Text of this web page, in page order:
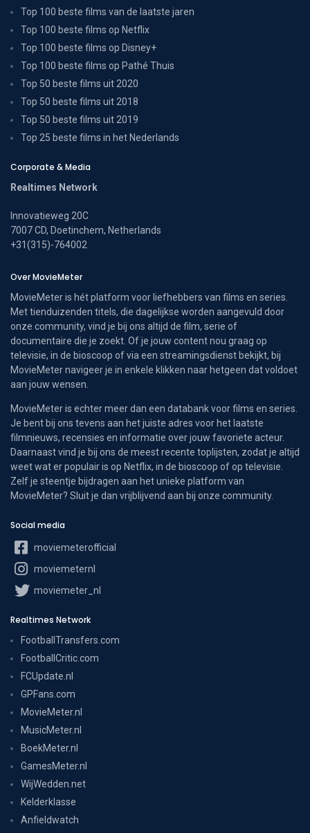
Top 100 beste films van de laatste jaren
Top 100 beste films op Netflix
Top 100 beste films op Disney+
Top 100 beste films op Pathé Thuis
Top 50 beste films uit 2020
Top 50 beste films uit 2018
Top 50 beste films uit 2019
Top 25 beste films in het Nederlands
Corporate & Media
Realtimes Network
Innovatieweg 20C
7007 CD, Doetinchem, Netherlands
+31(315)-764002
Over MovieMeter
MovieMeter is hét platform voor liefhebbers van films en series.
Met tienduizenden titels, die dagelijkse worden aangevuld door
onze community, vind je bij ons altijd de film, serie of
documentaire die je zoekt. Of je jouw content nou graag op
televisie, in de bioscoop of via een streamingsdienst bekijkt, bij
MovieMeter navigeer je in enkele klikken naar hetgeen dat voldoet
aan jouw wensen.
MovieMeter is echter meer dan een databank voor films en series.
Je bent bij ons tevens aan het juiste adres voor het laatste
filmnieuws, recensies en informatie over jouw favoriete acteur.
Daarnaast vind je bij ons de meest recente toplijsten, zodat je altijd
weet wat er populair is op Netflix, in de bioscoop of op televisie.
Zelf je steentje bijdragen aan het unieke platform van
MovieMeter? Sluit je dan vrijblijvend aan bij onze community.
Social media
moviemeterofficial
moviemeternl
moviemeter_nl
Realtimes Network
FootballTransfers.com
FootballCritic.com
FCUpdate.nl
GPFans.com
MovieMeter.nl
MusicMeter.nl
BoekMeter.nl
GamesMeter.nl
WijWedden.net
Kelderklasse
Anfieldwatch